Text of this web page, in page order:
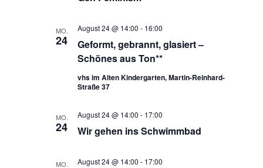
MO.
24
Geformt, gebrannt, glasiert –
Schönes aus Ton**
August 24 @ 14:00 - 16:00
vhs im Alten Kindergarten, Martin-Reinhard-
Straße 37
MO.
24 Wir gehen ins Schwimmbad
August 24 @ 14:00 - 17:00
MO. August 24 @ 14:00 - 17:00